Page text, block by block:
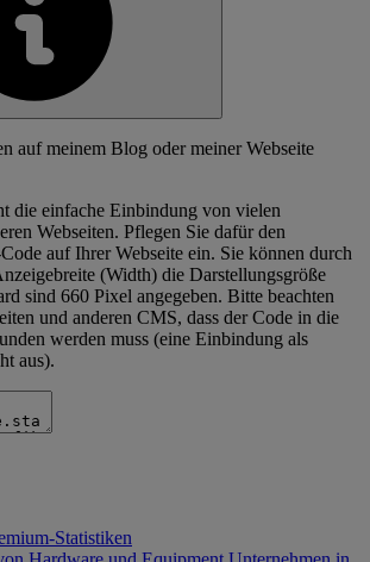
auf meinem Blog oder meiner Webseite
die einfache Einbindung von vielen
Webseiten. Pflegen Sie dafür den
auf Ihrer Webseite ein. Sie können durch
(Width) die Darstellungsgröße
sind 660 Pixel angegeben. Bitte beachten
und anderen CMS, dass der Code in die
werden muss (eine Einbindung als
aus).
Statistiken